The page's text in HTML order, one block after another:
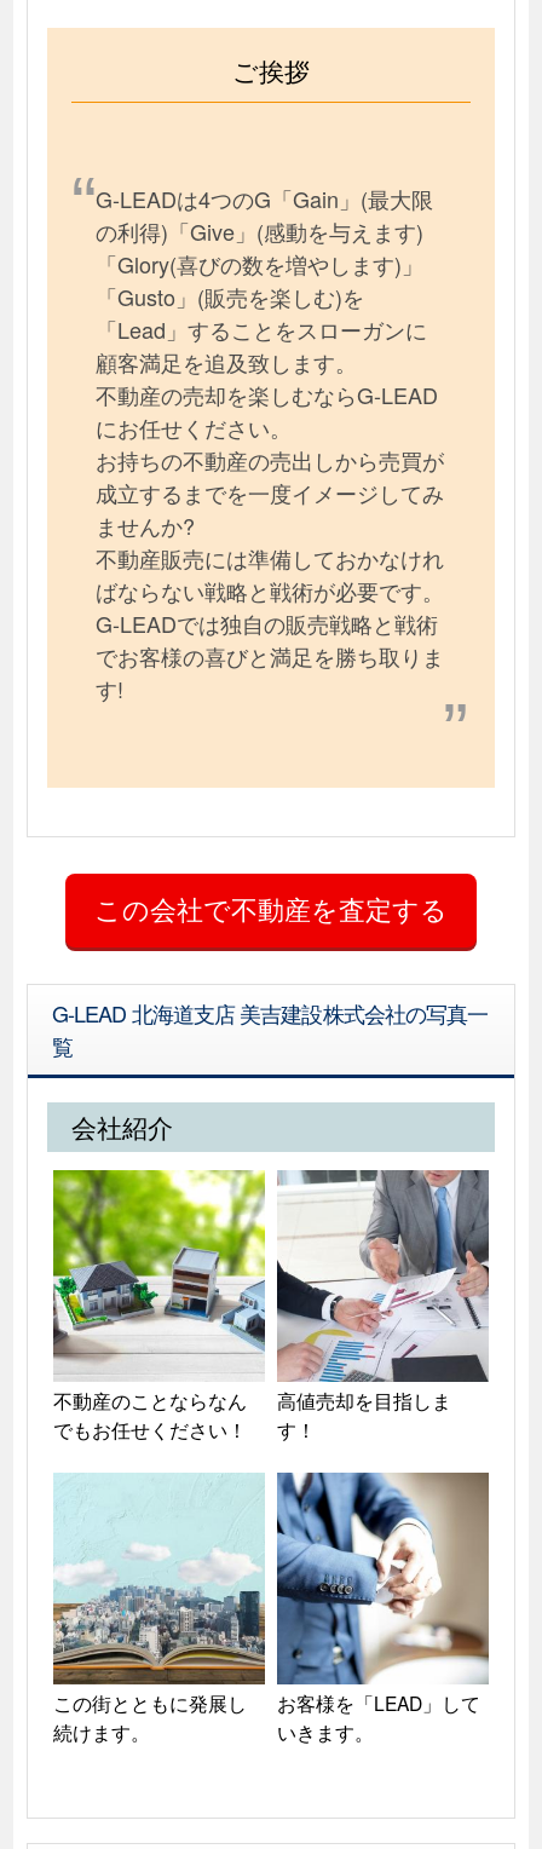
ご挨拶
G-LEADは4つのG「Gain」(最大限
の利得)「Give」(感動を与えます)
「Glory(喜びの数を増やします)」
「Gusto」(販売を楽しむ)を
「Lead」することをスローガンに
顧客満足を追及致します。
不動産の売却を楽しむならG-LEAD
にお任せください。
お持ちの不動産の売出しから売買が
成立するまでを一度イメージしてみ
ませんか?
不動産販売には準備しておかなけれ
ばならない戦略と戦術が必要です。
G-LEADでは独自の販売戦略と戦術
でお客様の喜びと満足を勝ち取りま
す!
G-LEAD 北海道支店 美吉建設株式会社の写真一
覧
会社紹介
不動産のことならなん
でもお任せください！
高値売却を目指しま
す！
この街とともに発展し
続けます。
お客様を「LEAD」して
いきます。